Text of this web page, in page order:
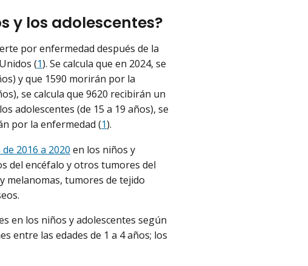
y los adolescentes?
por enfermedad después de la
(1). Se calcula que en 2024, se
y que 1590 morirán por la
se calcula que 9620 recibirán un
adolescentes (de 15 a 19 años), se
por la enfermedad (1).
2016 a 2020 en los niños y
del encéfalo y otros tumores del
melanomas, tumores de tejido
en los niños y adolescentes según
entre las edades de 1 a 4 años; los